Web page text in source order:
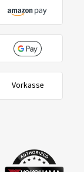
Vorkasse